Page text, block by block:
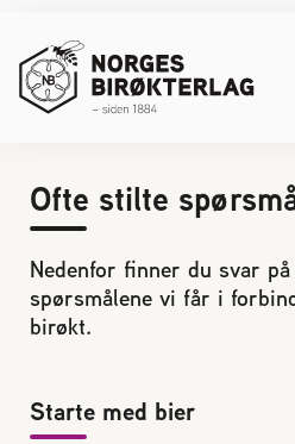
Kontakt oss
Bli medlem
Medlemssider
Ofte stilte
Nedenfor finner du svar
spørsmålene vi får i
birøkt.
Starte med bier